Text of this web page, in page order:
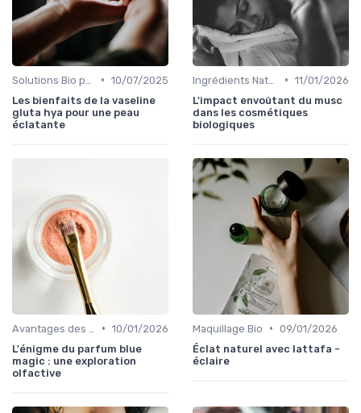
• 10/07/2025
Les bienfaits de la vaseline
gluta hya pour une peau
éclatante
• 11/01/2026
L'impact envoûtant du musc
dans les cosmétiques
biologiques
• 10/01/2026
L'énigme du parfum blue
magic : une exploration
olfactive
Maquillage Bio • 09/01/2026
Éclat naturel avec lattafa -
éclaire